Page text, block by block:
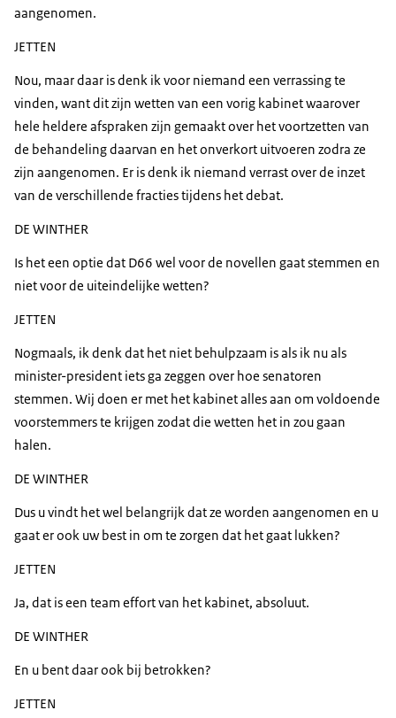
aangenomen.
JETTEN
Nou, maar daar is denk ik voor niemand een verrassing te
vinden, want dit zijn wetten van een vorig kabinet waarover
hele heldere afspraken zijn gemaakt over het voortzetten van
de behandeling daarvan en het onverkort uitvoeren zodra ze
zijn aangenomen. Er is denk ik niemand verrast over de inzet
van de verschillende fracties tijdens het debat.
DE WINTHER
Is het een optie dat D66 wel voor de novellen gaat stemmen en
niet voor de uiteindelijke wetten?
JETTEN
Nogmaals, ik denk dat het niet behulpzaam is als ik nu als
minister-president iets ga zeggen over hoe senatoren
stemmen. Wij doen er met het kabinet alles aan om voldoende
voorstemmers te krijgen zodat die wetten het in zou gaan
halen.
DE WINTHER
Dus u vindt het wel belangrijk dat ze worden aangenomen en u
gaat er ook uw best in om te zorgen dat het gaat lukken?
JETTEN
Ja, dat is een team effort van het kabinet, absoluut.
DE WINTHER
En u bent daar ook bij betrokken?
JETTEN